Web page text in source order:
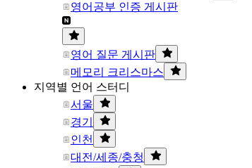
영어공부 인증 게시판
영어 질문 게시판
메모리 크리스마스
지역별 언어 스터디
서울
경기
인천
대전/세종/충청